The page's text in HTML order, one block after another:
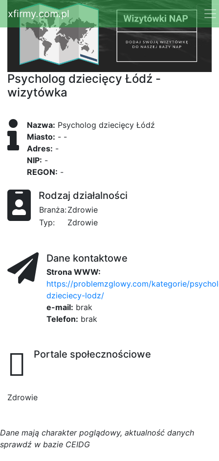
xfirmy.com.pl
Psycholog dziecięcy Łódź -
wizytówka
Nazwa: Psycholog dziecięcy Łódź
Miasto: - -
Adres: -
NIP: -
REGON: -
Rodzaj działalności
Branża:Zdrowie
Typ:
Zdrowie
Dane kontaktowe
Strona WWW:
https://problemzglowy.com/kategorie/
dzieciecy-lodz/
e-mail: brak
Telefon: brak
Portale społecznościowe
Zdrowie
Dane mają charakter poglądowy, aktualność danych
sprawdź w bazie CEIDG